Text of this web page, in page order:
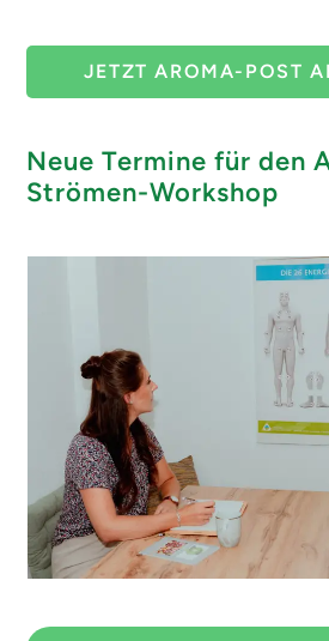
JETZT AROMA-POST
Neue Termine für den
Strömen-Workshop